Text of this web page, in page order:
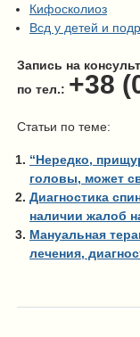
Кифосколиоз
Всд у детей и
Запись на
по тел.: +38
Статьи по теме:
“Нередко,
головы, может
Диагностика
наличии жалоб
Мануальная
лечения,